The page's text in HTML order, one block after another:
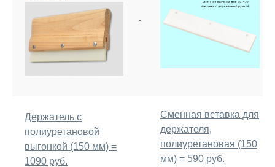
Держатель с
полиуретановой
выгонкой (150 мм) =
1090 руб.
Сменная вставка для
держателя,
полиуретановая (150
мм) = 590 руб.